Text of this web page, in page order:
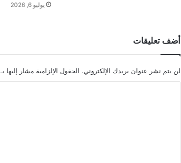
يوليو 6, 2026
أضف تعليقات
لن يتم نشر عنوان بريدك الإلكتروني. الحقول الإلزامية مشار إليها بـ